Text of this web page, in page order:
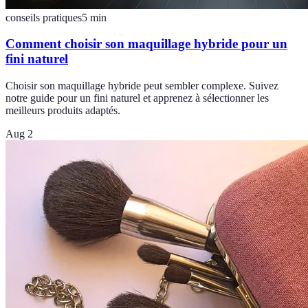
conseils pratiques5 min
Comment choisir son maquillage hybride pour un
fini naturel
Choisir son maquillage hybride peut sembler complexe. Suivez
notre guide pour un fini naturel et apprenez à sélectionner les
meilleurs produits adaptés.
Aug 2